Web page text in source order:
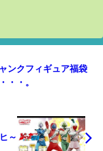
ンクフィギュア福袋
・・。
～